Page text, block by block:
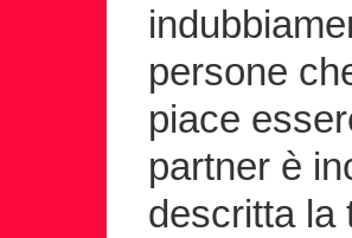
persone
piace
partner è
descritta la